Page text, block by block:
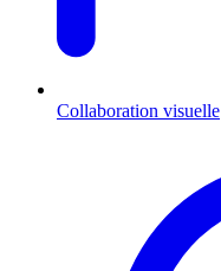
Collaboration visuelle